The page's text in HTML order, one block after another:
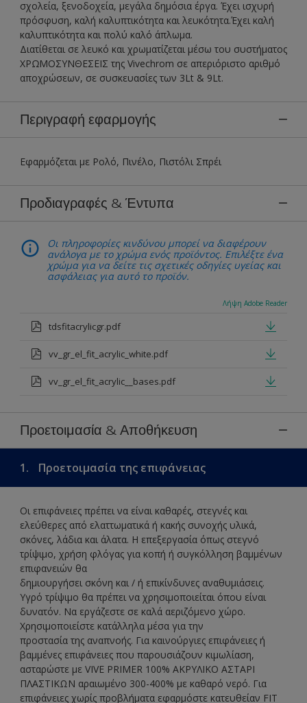
σχολεία, ξενοδοχεία, μεγάλα δημόσια έργα. Έχει ισχυρή
πρόσφυση, καλή καλυπτικότητα και λευκότητα.Έχει καλή
καλυπτικότητα και πολύ καλό άπλωμα.
Διατίθεται σε λευκό και χρωματίζεται μέσω του συστήματος
ΧΡΩΜΟΣΥΝΘΕΣΕΙΣ της Vivechrom σε απεριόριστο αριθμό
αποχρώσεων, σε συσκευασίες των 3Lt & 9Lt.
Περιγραφή εφαρμογής
Εφαρμόζεται με Ρολό, Πινέλο, Πιστόλι Σπρέι
Προδιαγραφές & Έντυπα
Οι πληροφορίες κινδύνου μπορεί να διαφέρουν
ανάλογα με το χρώμα ενός προϊόντος. Επιλέξτε ένα
χρώμα για να δείτε τις σχετικές οδηγίες υγείας και
ασφάλειας για αυτό το προϊόν.
Λήψη Adobe Reader
tdsfitacrylicgr.pdf
vv_gr_el_fit_acrylic_white.pdf
vv_gr_el_fit_acrylic__bases.pdf
Προετοιμασία & Αποθήκευση
1. Προετοιμασία της επιφάνειας
Οι επιφάνειες πρέπει να είναι καθαρές, στεγνές και
ελεύθερες από ελαττωματικά ή κακής συνοχής υλικά,
σκόνες, λάδια και άλατα. Η επεξεργασία όπως στεγνό
τρίψιμο, χρήση φλόγας για κοπή ή συγκόλληση βαμμένων
επιφανειών θα
δημιουργήσει σκόνη και / ή επικίνδυνες αναθυμιάσεις.
Υγρό τρίψιμο θα πρέπει να χρησιμοποιείται όπου είναι
δυνατόν. Να εργάζεστε σε καλά αεριζόμενο χώρο.
Χρησιμοποιείστε κατάλληλα μέσα για την
προστασία της αναπνοής. Για καινούργιες επιφάνειες ή
βαμμένες επιφάνειες που παρουσιάζουν κιμωλίαση,
ασταρώστε με VIVE PRIMER 100% ΑΚΡΥΛΙΚΟ ΑΣΤΑΡΙ
ΠΛΑΣΤΙΚΩΝ αραιωμένο 300-400% με καθαρό νερό. Για
επιφάνειες χωρίς προβλήματα εφαρμόστε κατευθείαν FIT